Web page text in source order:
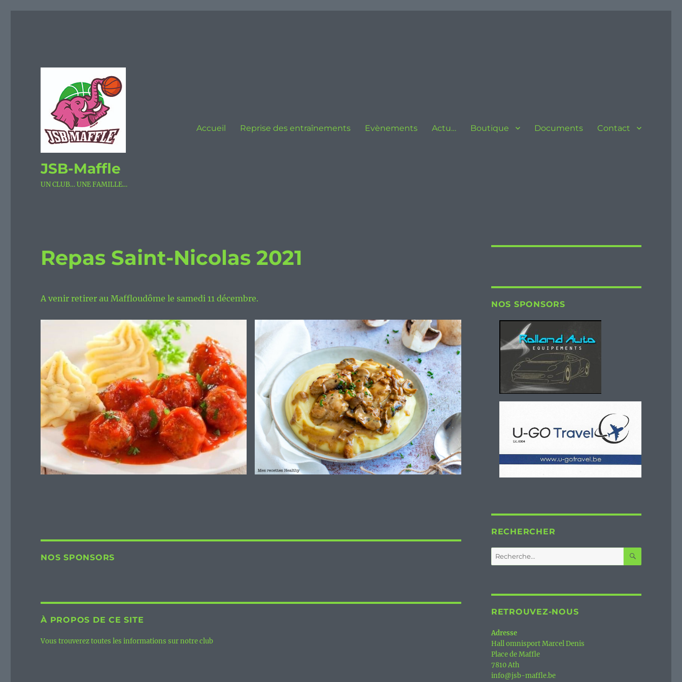
JSB-Maffle
UN CLUB… UNE FAMILLE…
Accueil Reprise des entraînements Evènements Actu… Boutique Documents Contact
Repas Saint-Nicolas 2021
A venir retirer au Maffloudôme le samedi 11 décembre.
NOS SPONSORS
À PROPOS DE CE SITE
Vous trouverez toutes les informations sur notre club
NOS SPONSORS
RECHERCHER
Recherche
pour :
RETROUVEZ-NOUS
Adresse
Hall omnisport Marcel Denis
Place de Maffle
7810 Ath
info@jsb-maffle.be